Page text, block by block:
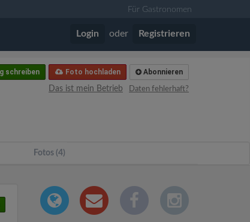
Für Gastronomen
Login oder Registrieren
Abonnieren
Foto hochladen
schreiben
Daten fehlerhaft?
Das ist mein Betrieb
Fotos (4)